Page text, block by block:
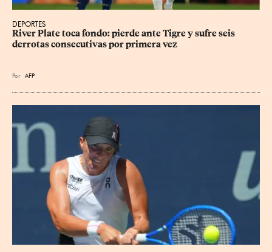
DEPORTES
River Plate toca fondo: pierde ante Tigre y sufre seis
derrotas consecutivas por primera vez
Por AFP